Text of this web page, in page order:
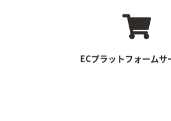
ECプラットフォームサ
店舗型ECサイト